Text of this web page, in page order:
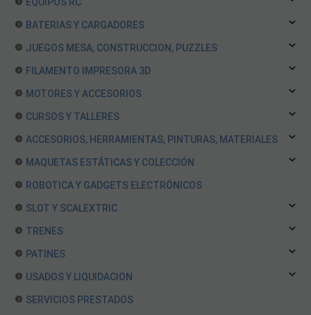
BATERIAS Y CARGADORES
JUEGOS MESA, CONSTRUCCION, PUZZLES
FILAMENTO IMPRESORA 3D
MOTORES Y ACCESORIOS
CURSOS Y TALLERES
ACCESORIOS, HERRAMIENTAS, PINTURAS, MATERIALES
MAQUETAS ESTÁTICAS Y COLECCIÓN
ROBOTICA Y GADGETS ELECTRÓNICOS
SLOT Y SCALEXTRIC
TRENES
PATINES
USADOS Y LIQUIDACION
SERVICIOS PRESTADOS